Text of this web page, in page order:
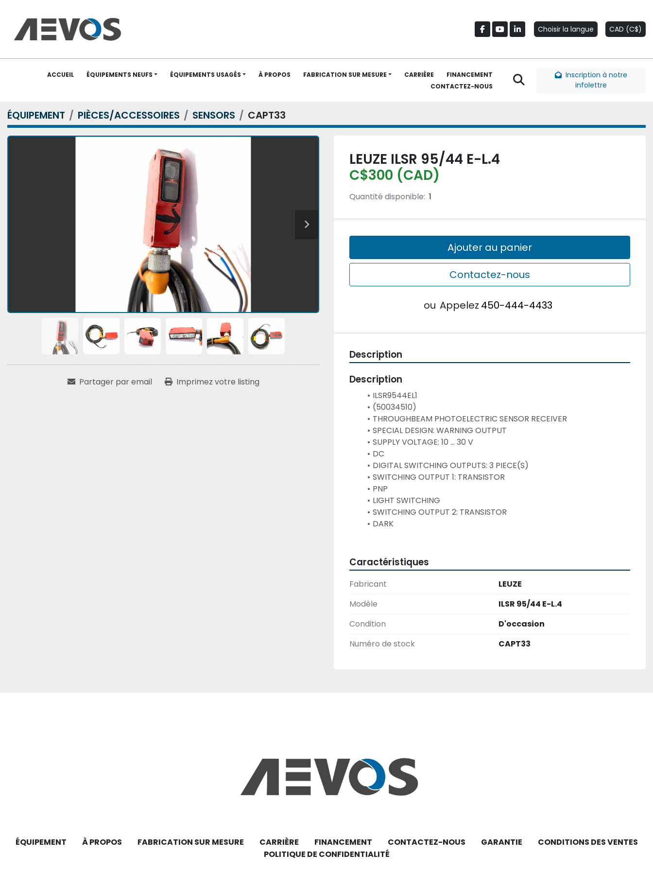
facebook
youtubelinkedinChoisir la langue CAD (C$)
ACCUEIL ÉQUIPEMENTS NEUFS ÉQUIPEMENTS USAGÉS À PROPOS FABRICATION SUR MESURE CARRIÈRE
FINANCEMENT
CONTACTEZ-NOUS
RechercherInscription à notre
infolettre
ÉQUIPEMENT PIÈCES/ACCESSOIRES SENSORS CAPT33
Partager par email Imprimez votre listing
LEUZE ILSR 95/44 E-L.4
C$300 (CAD)
Quantité disponible: 1
Ajouter au panier
Contactez-nous
ou Appelez 450-444-4433
Description
Description
ILSR9544EL1
(50034510)
THROUGHBEAM PHOTOELECTRIC SENSOR RECEIVER
SPECIAL DESIGN: WARNING OUTPUT
SUPPLY VOLTAGE: 10 ... 30 V
DC
DIGITAL SWITCHING OUTPUTS: 3 PIECE(S)
SWITCHING OUTPUT 1: TRANSISTOR
PNP
LIGHT SWITCHING
SWITCHING OUTPUT 2: TRANSISTOR
DARK
Caractéristiques
Fabricant
LEUZE
Modèle
ILSR 95/44 E-L.4
Condition
D'occasion
Numéro de stock
CAPT33
ÉQUIPEMENT À PROPOS FABRICATION SUR MESURE CARRIÈRE FINANCEMENT CONTACTEZ-NOUS GARANTIE
CONDITIONS DES VENTES
POLITIQUE DE CONFIDENTIALITÉ